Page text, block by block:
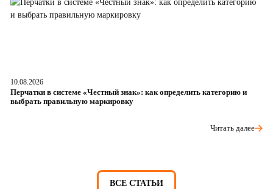
10.08.2026
Перчатки в системе «Честный знак»: как определить категорию и
выбрать правильную маркировку
Читать далее
ВСЕ СТАТЬИ